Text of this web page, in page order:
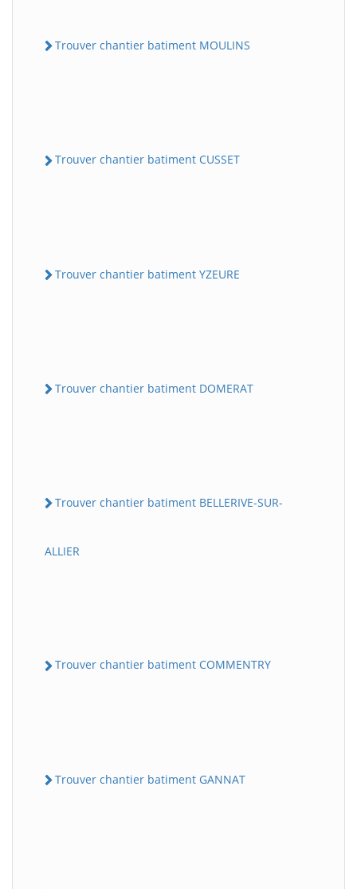
Trouver chantier batiment MOULINS
Trouver chantier batiment CUSSET
Trouver chantier batiment YZEURE
Trouver chantier batiment DOMERAT
Trouver chantier batiment BELLERIVE-SUR-
ALLIER
Trouver chantier batiment COMMENTRY
Trouver chantier batiment GANNAT